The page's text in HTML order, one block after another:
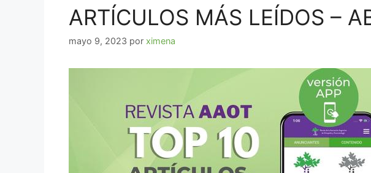
ARTÍCULOS MÁS LEÍDOS –
mayo 9, 2023 por ximena